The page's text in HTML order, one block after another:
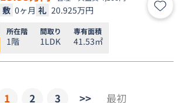
敷 0ヶ月 礼 20.925万円 お気
所在階
1階
間取り
1LDK
専有面積
41.53㎡
1 2 3 >> 最初